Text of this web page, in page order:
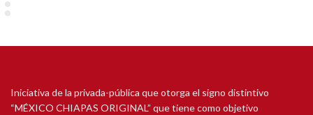
Iniciativa de la privada-pública que otorga el signo distintivo
“MÉXICO CHIAPAS ORIGINAL” que tiene como objetivo